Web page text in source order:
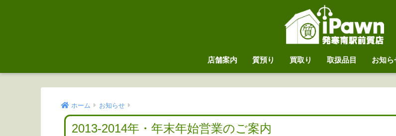
店舗案内 質預り 買取り 取扱品目 お知ら
ホーム お知らせ
2013-2014年・年末年始営業のご案内